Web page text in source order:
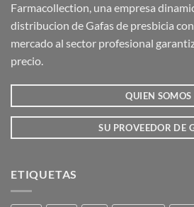
Farmacollection, una empresa
distribucion de Gafas de presbicia
mercado al sector profesional
precio.
QUIEN SOMOS
SU PROVEEDOR DE
ETIQUETAS